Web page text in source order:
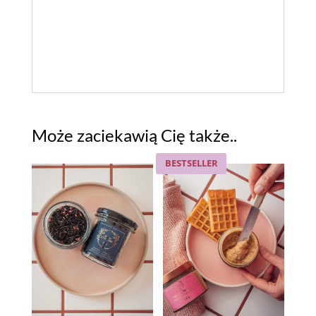
Może zaciekawią Cię także..
BESTSELLER